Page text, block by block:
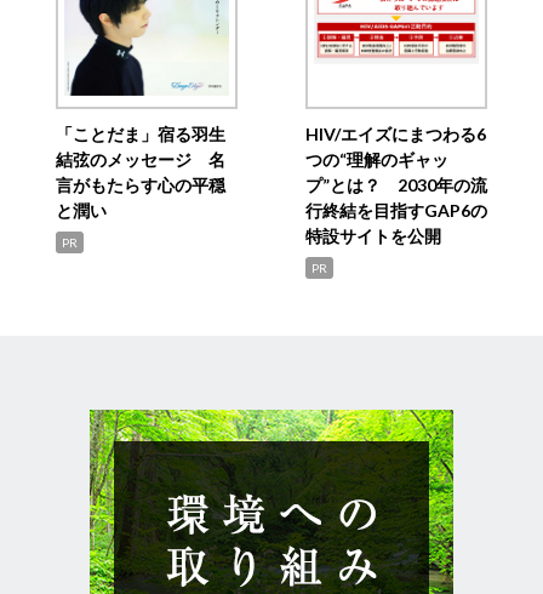
「ことだま」宿る羽生
結弦のメッセージ 名
言がもたらす心の平穏
と潤い
PR
HIV/エイズにまつわる6
つの“理解のギャッ
プ”とは？ 2030年の流
行終結を目指すGAP6の
特設サイトを公開
PR